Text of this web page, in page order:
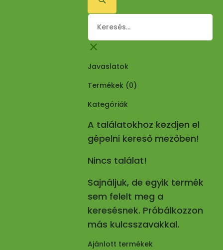
Javaslatok
Termékek (0)
Kategóriák
A találatokhoz kezdjen el
gépelni kereső mezőben!
Nincs találat!
Sajnáljuk, de egyik termék
sem felelt meg a
keresésnek. Próbálkozzon
más kulcsszavakkal.
Ajánlott termékek